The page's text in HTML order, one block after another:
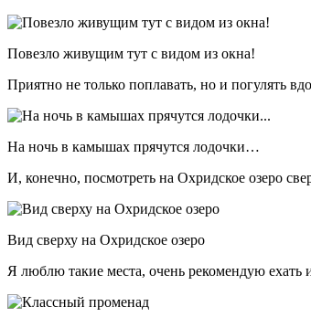
Повезло живущим тут с видом из окна!
Приятно не только поплавать, но и погулять
На ночь в камышах прячутся лодочки…
И, конечно, посмотреть на Охридское озеро
Вид сверху на Охридское озеро
Я люблю такие места, очень рекомендую ехать